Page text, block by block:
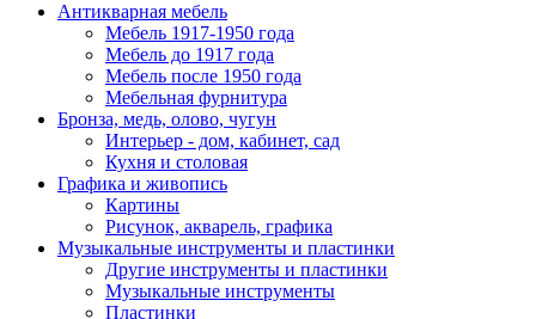
Антикварная мебель
Мебель 1917-1950 года
Мебель до 1917 года
Мебель после 1950 года
Мебельная фурнитура
Бронза, медь, олово, чугун
Интерьер - дом, кабинет, сад
Кухня и столовая
Графика и живопись
Картины
Рисунок, акварель, графика
Музыкальные инструменты и пластинки
Другие инструменты и пластинки
Музыкальные инструменты
Пластинки